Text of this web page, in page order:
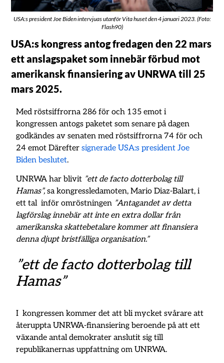
USA:s president Joe Biden intervjuas utanför Vita huset den 4 januari 2023. (Foto:
Flash90)
USA:s kongress antog fredagen den 22 mars
ett anslagspaket som innebär förbud mot
amerikansk finansiering av UNRWA till 25
mars 2025.
Med röstsiffrorna 286 för och 135 emot i
kongressen antogs paketet som senare på dagen
godkändes av senaten med röstsiffrorna 74 för och
24 emot Däreftersignerade USA:s president Joe
Biden beslutet.
UNRWA har blivit ”ett de facto dotterbolag till
Hamas”,sa kongressledamoten, Mario Diaz-Balart, i
ett tal inför omröstningen ”Antagandet av detta
lagförslag innebär att inte en extra dollar från
amerikanska skattebetalare kommer att finansiera
denna djupt bristfälliga organisation.”
”ett de facto dotterbolag till
Hamas”
I kongressen kommer det att bli mycket svårare att
återuppta UNRWA-finansiering beroende på att ett
växande antal demokrater anslutit sig till
republikanernas uppfattning om UNRWA.